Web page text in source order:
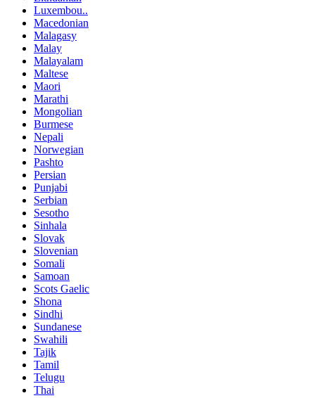
Luxembou..
Macedonian
Malagasy
Malay
Malayalam
Maltese
Maori
Marathi
Mongolian
Burmese
Nepali
Norwegian
Pashto
Persian
Punjabi
Serbian
Sesotho
Sinhala
Slovak
Slovenian
Somali
Samoan
Scots Gaelic
Shona
Sindhi
Sundanese
Swahili
Tajik
Tamil
Telugu
Thai